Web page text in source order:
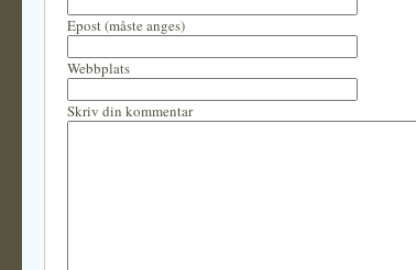
Epost (måste anges)
Webbplats
Skriv din kommentar